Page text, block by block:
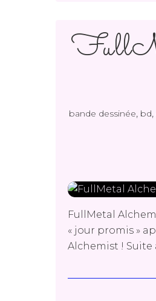
bande dessinée, bd,
FullMetal
« jour promis »
Alchemist !